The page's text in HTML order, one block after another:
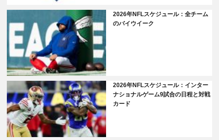
2026年NFLスケジュール：全チーム
のバイウイーク
2026年NFLスケジュール：インター
ナショナルゲーム9試合の日程と対戦
カード